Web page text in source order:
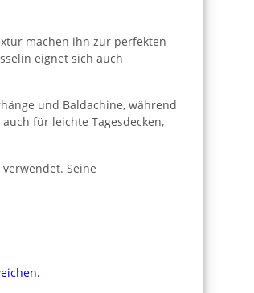
machen ihn zur perfekten
eignet sich auch
und Baldachine, während
für leichte Tagesdecken,
Seine